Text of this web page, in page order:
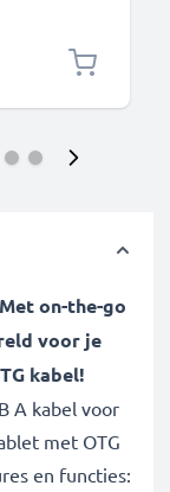
on-the-go
voor je
kabel!
A kabel voor
met OTG
en functies: